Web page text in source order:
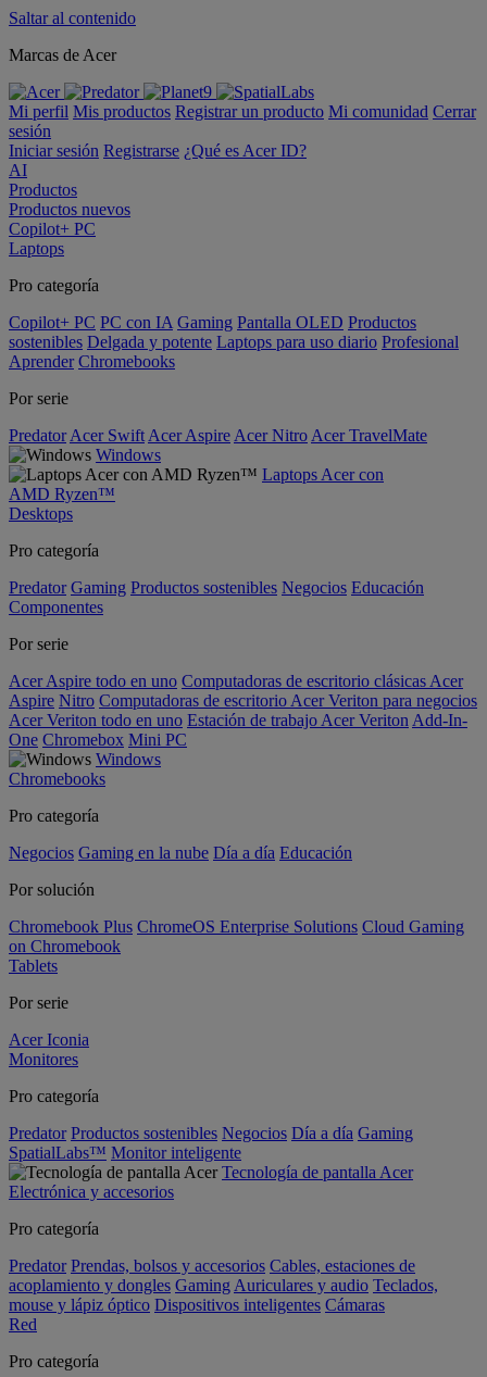
Saltar al contenido
Marcas de Acer
Mi perfil Mis productos Registrar un producto Mi comunidad Cerrar
sesión
Iniciar sesión Registrarse ¿Qué es Acer ID?
AI
Productos
Productos nuevos
Copilot+ PC
Laptops
Pro categoría
Copilot+ PC PC con IA Gaming Pantalla OLED Productos
sostenibles Delgada y potente Laptops para uso diario Profesional
Aprender Chromebooks
Por serie
Predator Acer Swift Acer Aspire Acer Nitro Acer TravelMate
Windows
Laptops Acer con
AMD Ryzen™
Desktops
Pro categoría
Predator Gaming Productos sostenibles Negocios Educación
Componentes
Por serie
Acer Aspire todo en uno Computadoras de escritorio clásicas Acer
Aspire Nitro Computadoras de escritorio Acer Veriton para negocios
Acer Veriton todo en uno Estación de trabajo Acer Veriton Add-In-
One Chromebox Mini PC
Windows
Chromebooks
Pro categoría
Negocios Gaming en la nube Día a día Educación
Por solución
Chromebook Plus ChromeOS Enterprise Solutions Cloud Gaming
on Chromebook
Tablets
Por serie
Acer Iconia
Monitores
Pro categoría
Predator Productos sostenibles Negocios Día a día Gaming
SpatialLabs™ Monitor inteligente
Tecnología de pantalla Acer
Electrónica y accesorios
Pro categoría
Predator Prendas, bolsos y accesorios Cables, estaciones de
acoplamiento y dongles Gaming Auriculares y audio Teclados,
mouse y lápiz óptico Dispositivos inteligentes Cámaras
Red
Pro categoría